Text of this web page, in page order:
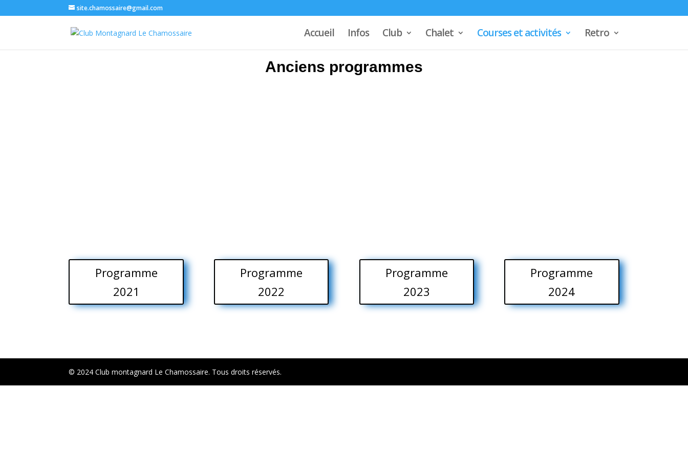
site.chamossaire@gmail.com
Accueil Infos Club Chalet Courses et activités Retro
Anciens programmes
Programme
2021
Programme
2022
Programme
2023
Programme
2024
© 2024 Club montagnard Le Chamossaire. Tous droits réservés.